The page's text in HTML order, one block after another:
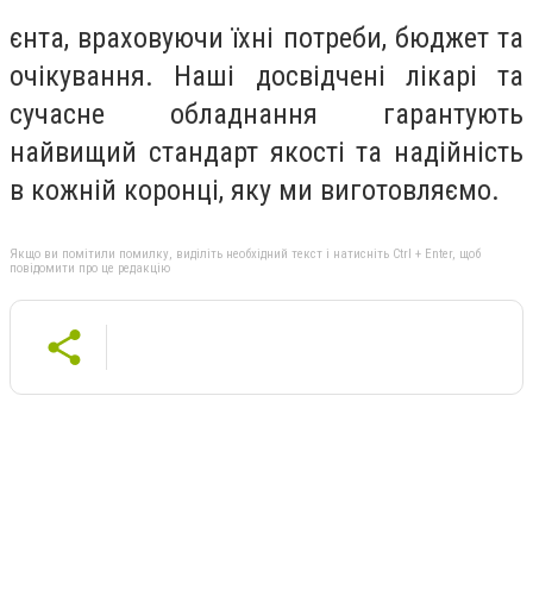
єнта, враховуючи їхні потреби, бюджет та
очікування. Наші досвідчені лікарі та
сучасне обладнання гарантують
найвищий стандарт якості та надійність
в кожній коронці, яку ми виготовляємо.
Якщо ви помітили помилку, виділіть необхідний текст і натисніть Ctrl + Enter, щоб
повідомити про це редакцію